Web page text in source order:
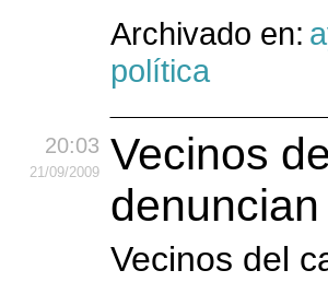
Archivado en:
política
20:03
21/09/2009
Vecinos
Vecinos del